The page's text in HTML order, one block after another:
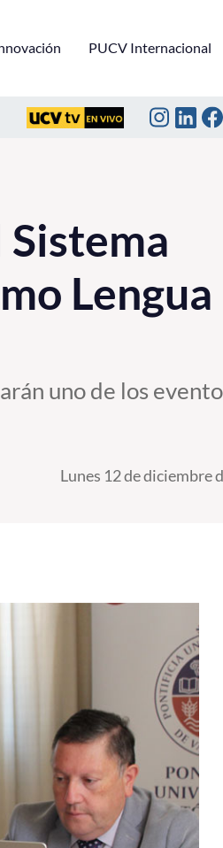
PUCV Internacional
Lengua
uno de los
Lunes 12 de diciembre